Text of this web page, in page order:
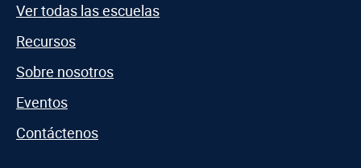
Ver todas las escuelas
Recursos
Sobre nosotros
Eventos
Contáctenos